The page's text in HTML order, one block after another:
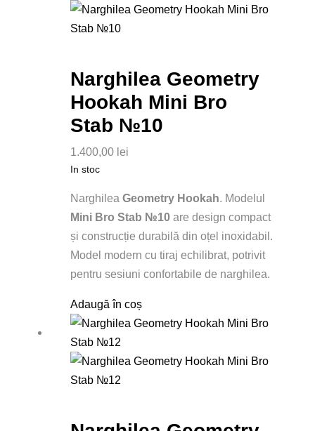
Narghilea Geometry
Hookah Mini Bro
Stab №10
1.400,00 lei
In stoc
Narghilea Geometry Hookah. Modelul
Mini Bro Stab №10 are design compact
și construcție durabilă din oțel inoxidabil.
Model modern cu tiraj echilibrat, potrivit
pentru sesiuni confortabile de narghilea.
Adaugă în coș